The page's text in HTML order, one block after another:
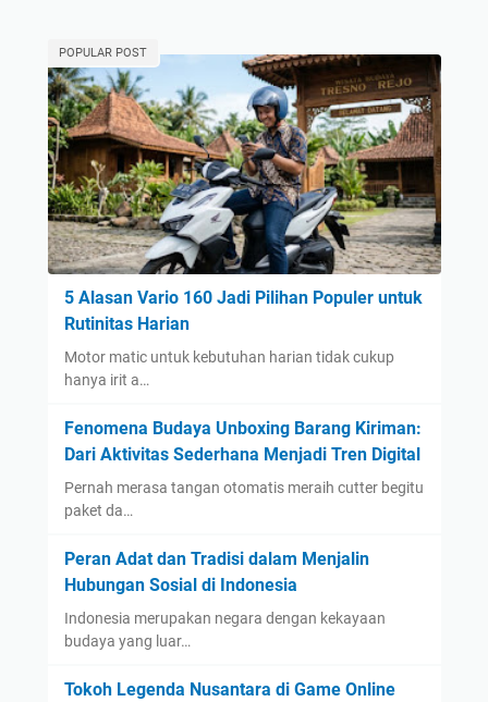
POPULAR POST
5 Alasan Vario 160 Jadi Pilihan Populer untuk
Rutinitas Harian
Motor matic untuk kebutuhan harian tidak cukup
hanya irit a…
Fenomena Budaya Unboxing Barang Kiriman:
Dari Aktivitas Sederhana Menjadi Tren Digital
Pernah merasa tangan otomatis meraih cutter begitu
paket da…
Peran Adat dan Tradisi dalam Menjalin
Hubungan Sosial di Indonesia
Indonesia merupakan negara dengan kekayaan
budaya yang luar…
Tokoh Legenda Nusantara di Game Online